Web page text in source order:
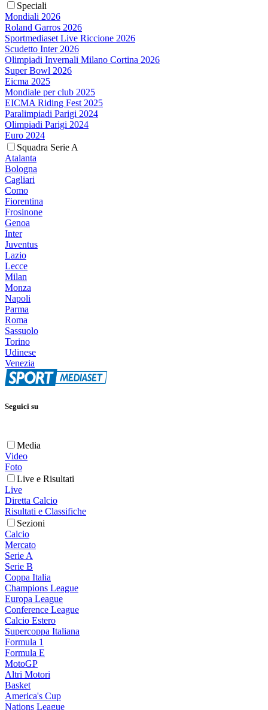
Speciali
Mondiali 2026
Roland Garros 2026
Sportmediaset Live Riccione 2026
Scudetto Inter 2026
Olimpiadi Invernali Milano Cortina 2026
Super Bowl 2026
Eicma 2025
Mondiale per club 2025
EICMA Riding Fest 2025
Paralimpiadi Parigi 2024
Olimpiadi Parigi 2024
Euro 2024
Squadra Serie A
Atalanta
Bologna
Cagliari
Como
Fiorentina
Frosinone
Genoa
Inter
Juventus
Lazio
Lecce
Milan
Monza
Napoli
Parma
Roma
Sassuolo
Torino
Udinese
Venezia
Seguici su
Media
Video
Foto
Live e Risultati
Live
Diretta Calcio
Risultati e Classifiche
Sezioni
Calcio
Mercato
Serie A
Serie B
Coppa Italia
Champions League
Europa League
Conference League
Calcio Estero
Supercoppa Italiana
Formula 1
Formula E
MotoGP
Altri Motori
Basket
America's Cup
Nations League